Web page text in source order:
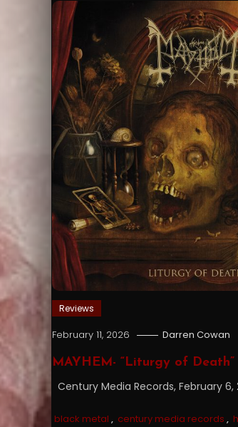
Reviews
February 11, 2026 Darren Cowan
MAYHEM- “Liturgy of Death”
Century Media Records, February 6,
black metal , century media records ,